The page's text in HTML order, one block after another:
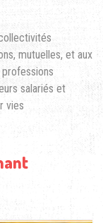
mutuelles, et aux
salariés et
vies